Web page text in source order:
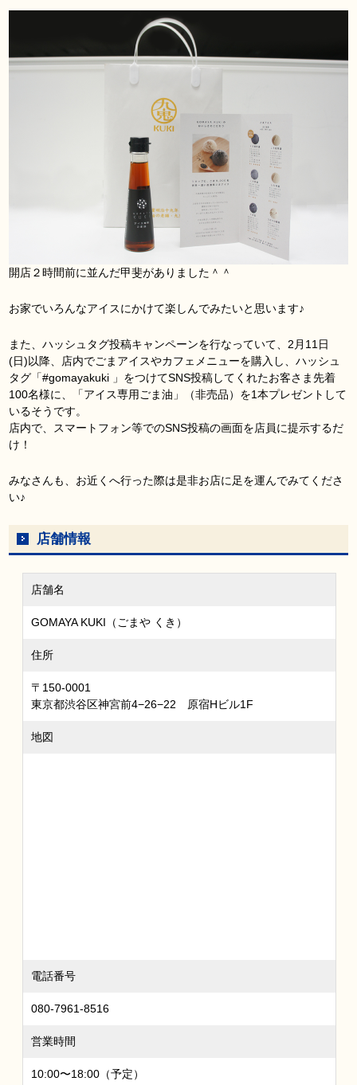
開店２時間前に並んだ甲斐がありました＾＾
お家でいろんなアイスにかけて楽しんでみたいと思います♪
また、ハッシュタグ投稿キャンペーンを行なっていて、2月11日
(日)以降、店内でごまアイスやカフェメニューを購入し、ハッシュ
タグ「#gomayakuki 」をつけてSNS投稿してくれたお客さま先着
100名様に、「アイス専用ごま油」（非売品）を1本プレゼントして
いるそうです。
店内で、スマートフォン等でのSNS投稿の画面を店員に提示するだ
け！
みなさんも、お近くへ行った際は是非お店に足を運んでみてくださ
い♪
店舗情報
店舗名
GOMAYA KUKI（ごまや くき）
住所
〒150-0001
東京都渋谷区神宮前4−26−22 原宿Hビル1F
地図
電話番号
080-7961-8516
営業時間
10:00〜18:00（予定）